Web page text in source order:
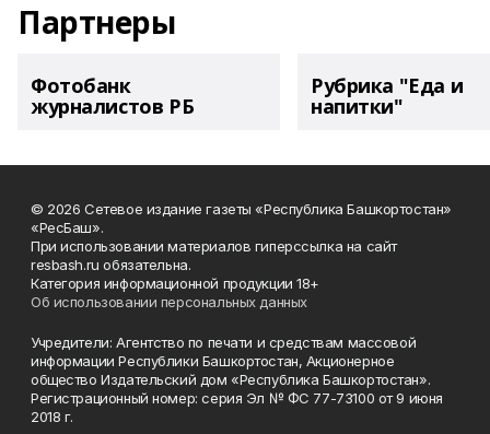
Партнеры
Фотобанк
журналистов РБ
Рубрика "Еда и
напитки"
© 2026 Сетевое издание газеты «Республика Башкортостан»
«РесБаш».
При использовании материалов гиперссылка на сайт
resbash.ru обязательна.
Категория информационной продукции 18+
Об использовании персональных данных
Учредители: Агентство по печати и средствам массовой
информации Республики Башкортостан, Акционерное
общество Издательский дом «Республика Башкортостан».
Регистрационный номер: серия Эл № ФС 77-73100 от 9 июня
2018 г.